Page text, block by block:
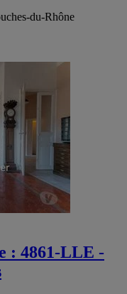
du-Rhône
: 4861-LLE -